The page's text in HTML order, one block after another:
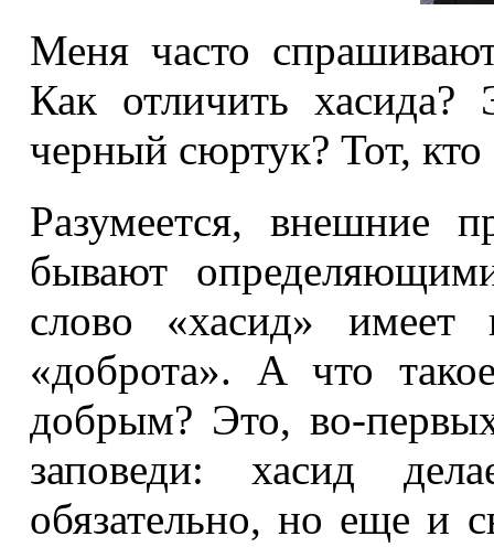
Меня часто
Как отличить
черный сюртук? Тот,
Разумеется, внешние
бывают
слово «хасид» имеет
«доброта». А что
добрым? Это, во-
заповеди: хасид
обязательно, но еще и